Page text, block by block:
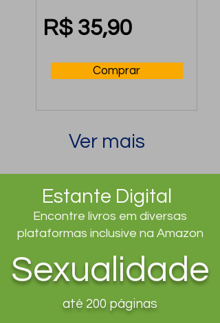
R$ 35,90
Comprar
Ver mais
Estante Digital
Encontre livros em diversas
plataformas inclusive na Amazon
Sexualidade
até 200 páginas